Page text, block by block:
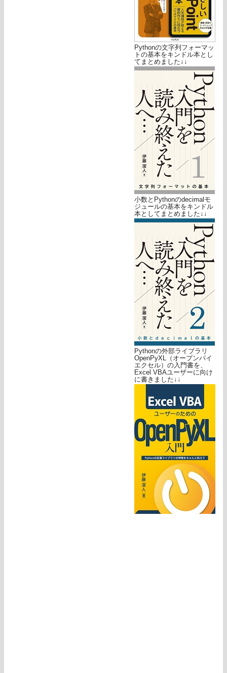
Pythonの文字列フォーマッ
トの基本をキンドル本とし
てまとめました↓↓
小数とPythonのdecimalモ
ジュールの基本をキンドル
本としてまとめました↓↓
Pythonの外部ライブラリ
OpenPyXL（オープンパイ
エクセル）の入門書を、
Excel VBAユーザーに向け
に書きました↓↓